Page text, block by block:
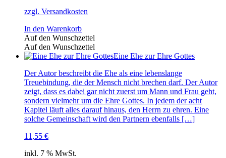
zzgl. Versandkosten
In den Warenkorb
Auf den Wunschzettel
Auf den Wunschzettel
Eine Ehe zur Ehre Gottes
Der Autor beschreibt die Ehe als eine lebenslange
Treuebindung, die der Mensch nicht brechen darf. Der Autor
zeigt, dass es dabei gar nicht zuerst um Mann und Frau geht,
sondern vielmehr um die Ehre Gottes. In jedem der acht
Kapitel läuft alles darauf hinaus, den Herrn zu ehren. Eine
solche Gemeinschaft wird den Partnern ebenfalls […]
11,55 €
inkl. 7 % MwSt.